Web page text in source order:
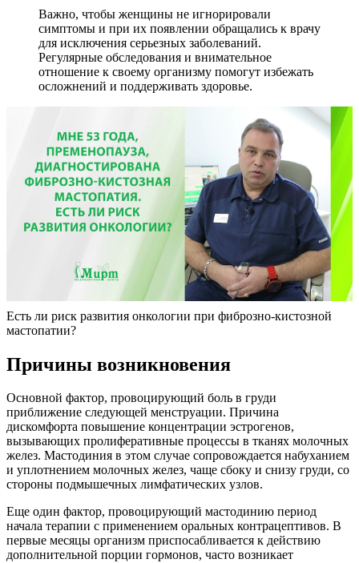
Важно, чтобы женщины не игнорировали
симптомы и при их появлении обращались к врачу
для исключения серьезных заболеваний.
Регулярные обследования и внимательное
отношение к своему организму помогут избежать
осложнений и поддерживать здоровье.
Есть ли риск развития онкологии при фиброзно-кистозной
мастопатии?
Причины возникновения
Основной фактор, провоцирующий боль в груди
приближение следующей менструации. Причина
дискомфорта повышение концентрации эстрогенов,
вызывающих пролиферативные процессы в тканях молочных
желез. Мастодиния в этом случае сопровождается набуханием
и уплотнением молочных желез, чаще сбоку и снизу груди, со
стороны подмышечных лимфатических узлов.
Еще один фактор, провоцирующий мастодинию период
начала терапии с применением оральных контрацептивов. В
первые месяцы организм приспосабливается к действию
дополнительной порции гормонов, часто возникает